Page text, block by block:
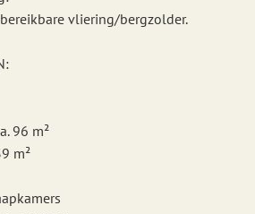
vliering/bergzolder.
96 m²
m²